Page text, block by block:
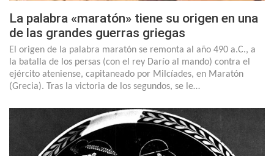
La palabra «maratón» tiene su origen en una
de las grandes guerras griegas
El origen de la palabra maratón se remonta al año 490 a.C., a
la batalla de los persas (con el rey Darío al mando) contra el
ejército ateniense, capitaneado por Milcíades, en Maratón
(Grecia). Tras la victoria de los segundos, se le…